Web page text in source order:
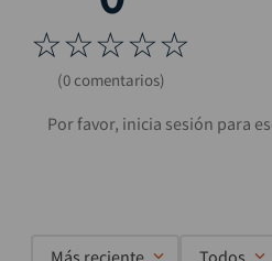
☆☆☆☆☆
(0 comentarios)
Más reciente Todos